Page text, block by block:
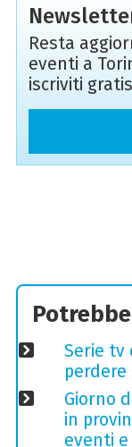
Resta
eventi a
iscriviti
Serie tv
perdere
Giorno
in
eventi